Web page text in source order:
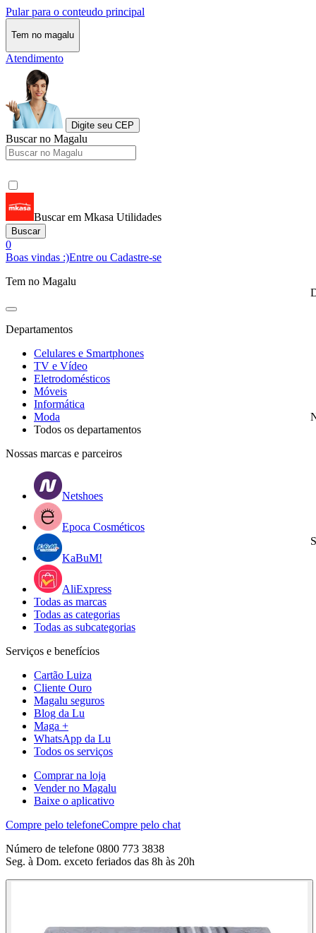
Pular para o conteudo principal
Tem no magalu
Atendimento
Digite seu CEP
Buscar no Magalu
Buscar em Mkasa Utilidades
Buscar
0
Boas vindas :)Entre ou Cadastre-se
Tem no Magalu
Departamentos
Celulares e Smartphones
TV e Vídeo
Eletrodomésticos
Móveis
Informática
Moda
Todos os departamentos
Nossas marcas e parceiros
Netshoes
Epoca Cosméticos
KaBuM!
AliExpress
Todas as marcas
Todas as categorias
Todas as subcategorias
Serviços e benefícios
Cartão Luiza
Cliente Ouro
Magalu seguros
Blog da Lu
Maga +
WhatsApp da Lu
Todos os serviços
Comprar na loja
Vender no Magalu
Baixe o aplicativo
Compre pelo telefoneCompre pelo chat
Número de telefone 0800 773 3838
Seg. à Dom. exceto feriados das 8h às 20h